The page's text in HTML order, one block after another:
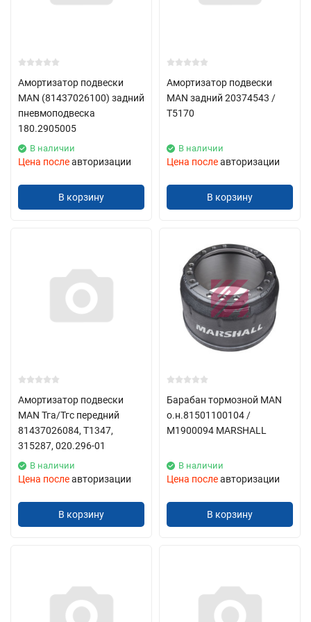
Амортизатор подвески
MAN (81437026100) задний
пневмоподвеска
180.2905005
В наличии
Цена послеавторизации
В корзину
Амортизатор подвески
MAN задний 20374543 /
T5170
В наличии
Цена послеавторизации
В корзину
Амортизатор подвески
MAN Тга/Тгс передний
81437026084, T1347,
315287, 020.296-01
В наличии
Цена послеавторизации
В корзину
Барабан тормозной MAN
о.н.81501100104 /
М1900094 MARSHALL
В наличии
Цена послеавторизации
В корзину